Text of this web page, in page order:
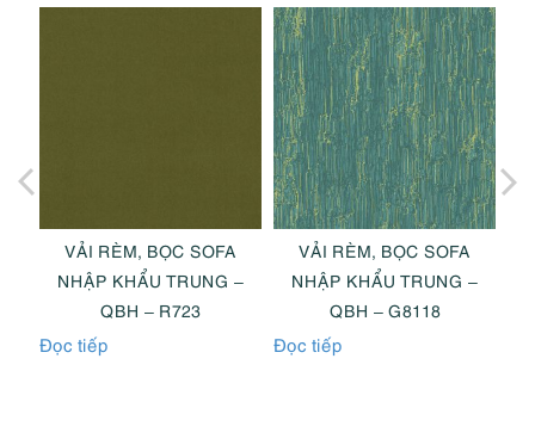
VẢI RÈM, BỌC SOFA
NHẬP KHẨU TRUNG –
QBH – R723
Đọc tiếp
VẢI RÈM, BỌC SOFA
NHẬP KHẨU TRUNG –
QBH – G8118
Đọc tiếp